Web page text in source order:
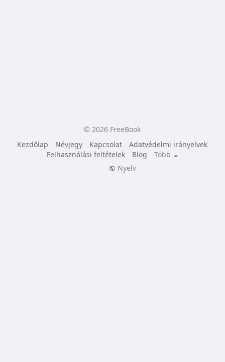
© 2026 FreeBook
Kezdőlap
Névjegy Kapcsolat
Adatvédelmi irányelvek
Felhasználási feltételek
Blog
Több
Nyelv